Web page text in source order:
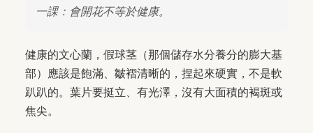
一課：會開花不等於健康。
健康的文心蘭，假球茎（那個儲存水分養分的膨大基
部）應該是飽滿、皺褶清晰的，捏起來硬實，不是軟
趴趴的。葉片要挺立、有光澤，沒有大面積的褐斑或
焦尖。